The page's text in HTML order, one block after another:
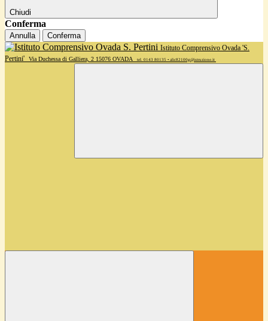
Chiudi
Conferma
Annulla Conferma
Istituto Comprensivo Ovada 'S.
Pertini'
Via Duchessa di Galliera, 2 15076 OVADA tel. 0143 80135 • alic82100g@istruzione.it